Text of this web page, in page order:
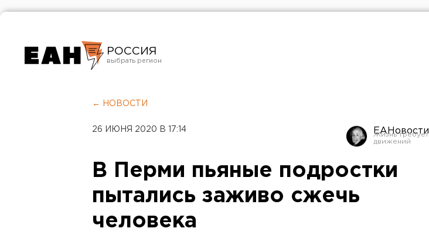
РОССИЯ
Челябинск
← НОВОСТИ
26 ИЮНЯ 2020 В 17:14 ЕАНовости
В Перми пьяные подростки
пытались заживо сжечь
человека